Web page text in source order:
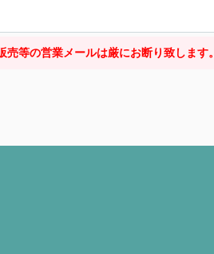
売等の営業メールは厳にお断り致します。